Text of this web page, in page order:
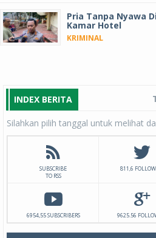
Pria Tanpa Nyawa
Kamar Hotel
KRIMINAL
INDEX BERITA
Silahkan pilih tanggal untuk melihat
SUBSCRIBE
TO RSS
811,6
6954,55 SUBSCRIBERS 9625.56